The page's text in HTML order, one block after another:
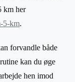
km her
5-km.
forvandle både
kan du øge
hen imod